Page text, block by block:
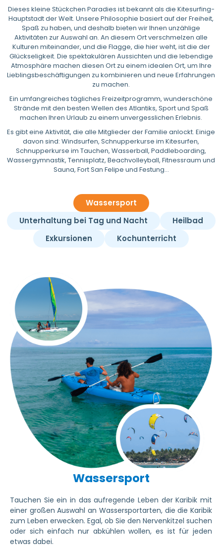
Dieses kleine Stückchen Paradies ist bekannt als die Kitesurfing-
Hauptstadt der Welt. Unsere Philosophie basiert auf der Freiheit,
Spaß zu haben, und deshalb bieten wir Ihnen unzählige
Aktivitäten zur Auswahl an. An diesem Ort verschmelzen alle
Kulturen miteinander, und die Flagge, die hier weht, ist die der
Glückseligkeit. Die spektakulären Aussichten und die lebendige
Atmosphäre machen diesen Ort zu einem idealen Ort, um Ihre
Lieblingsbeschäftigungen zu kombinieren und neue Erfahrungen
zu machen.
Ein umfangreiches tägliches Freizeitprogramm, wunderschöne
Strände mit den besten Wellen des Atlantiks, Sport und Spaß
machen Ihren Urlaub zu einem unvergesslichen Erlebnis.
Es gibt eine Aktivität, die alle Mitglieder der Familie anlockt. Einige
davon sind: Windsurfen, Schnupperkurse im Kitesurfen,
Schnupperkurse im Tauchen, Wasserball, Paddleboarding,
Wassergymnastik, Tennisplatz, Beachvolleyball, Fitnessraum und
Sauna, Fort San Felipe und Festung...
Wassersport
Unterhaltung bei Tag und Nacht
Heilbad
Exkursionen
Kochunterricht
Wassersport
Tauchen Sie ein in das aufregende Leben der Karibik mit
einer großen Auswahl an Wassersportarten, die die Karibik
zum Leben erwecken. Egal, ob Sie den Nervenkitzel suchen
oder sich einfach nur abkühlen wollen, es ist für jeden
etwas dabei.